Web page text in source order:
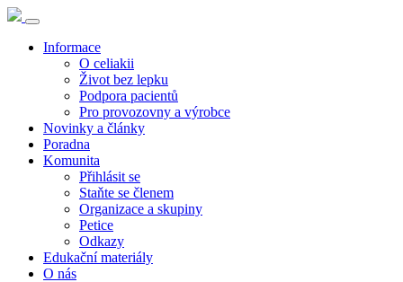
Informace
O celiakii
Život bez lepku
Podpora pacientů
Pro provozovny a výrobce
Novinky a články
Poradna
Komunita
Přihlásit se
Staňte se členem
Organizace a skupiny
Petice
Odkazy
Edukační materiály
O nás